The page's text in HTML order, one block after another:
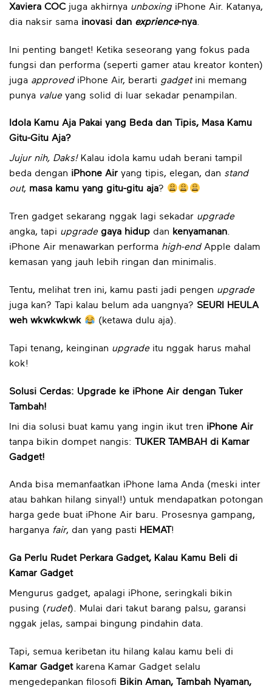
Xaviera COCjuga akhirnya unboxing iPhone Air. Katanya,
dia naksir sama inovasi dan exprience-nya
Ini penting banget! Ketika seseorang yang fokus pada
fungsi dan performa (seperti gamer atau kreator konten)
juga approvediPhone Air, berarti gadgetini memang
punya valueyang solid di luar sekadar penampilan.
Idola Kamu Aja Pakai yang Beda dan Tipis, Masa Kamu
Gitu-Gitu Aja?
Jujur nih, Daks!Kalau idola kamu udah berani tampil
beda dengan iPhone Air yang tipis, elegan, dan stand
out, masa kamu yang gitu-gitu aja?
Tren gadget sekarang nggak lagi sekadar upgrade
angka, tapi upgrade gaya hidup dan kenyamanan
iPhone Air menawarkan performa high-endApple dalam
kemasan yang jauh lebih ringan dan minimalis.
Tentu, melihat tren ini, kamu pasti jadi pengen upgrade
juga kan? Tapi kalau belum ada uangnya? SEURI HEULA
weh wkwkwkwk
(ketawa dulu aja).
Tapi tenang, keinginan upgradeitu nggak harus mahal
kok!
Solusi Cerdas: Upgrade ke iPhone Air dengan Tuker
Tambah!
Ini dia solusi buat kamu yang ingin ikut tren iPhone Air
tanpa bikin dompet nangis: TUKER TAMBAH di Kamar
Gadget!
Anda bisa memanfaatkan iPhone lama Anda (meski inter
atau bahkan hilang sinyal!) untuk mendapatkan potongan
harga gede buat iPhone Air baru. Prosesnya gampang,
harganya fair, dan yang pasti HEMAT!
Ga Perlu Rudet Perkara Gadget, Kalau Kamu Beli di
Kamar Gadget
Mengurus gadget, apalagi iPhone, seringkali bikin
pusing (rudet). Mulai dari takut barang palsu, garansi
nggak jelas, sampai bingung pindahin data.
Tapi, semua keribetan itu hilang kalau kamu beli di
Kamar Gadgetkarena Kamar Gadget selalu
mengedepankan filosofi Bikin Aman, Tambah Nyaman,